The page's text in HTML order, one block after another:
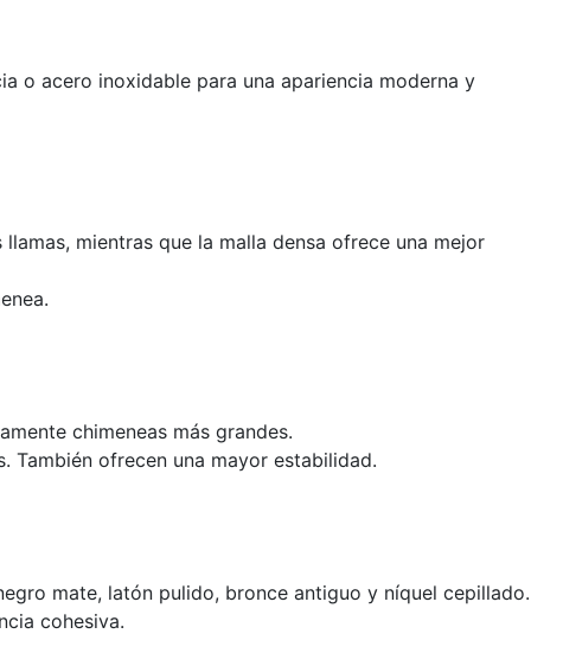
o acero inoxidable para una apariencia moderna y
mientras que la malla densa ofrece una mejor
chimeneas más grandes.
También ofrecen una mayor estabilidad.
mate, latón pulido, bronce antiguo y níquel cepillado.
cohesiva.